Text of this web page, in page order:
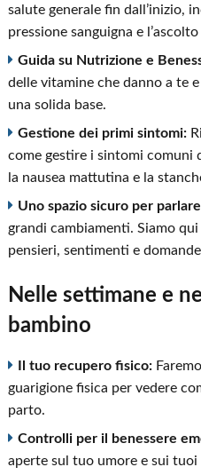
salute generale fin dall’inizio,
pressione sanguigna e
Guida su Nutrizione e
delle vitamine che danno a te
una solida base.
Gestione dei primi sintomi:
come gestire i sintomi comuni
la nausea mattutina e la
Uno spazio sicuro per
grandi cambiamenti. Siamo
pensieri, sentimenti e
Nelle settimane e
bambino
Il tuo recupero fisico:
guarigione fisica per vedere
parto.
Controlli per il benessere
aperte sul tuo umore e sui tuoi